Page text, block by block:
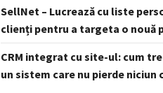
SellNet – Lucrează cu liste
clienți pentru a targeta o nouă
CRM integrat cu site-ul: cum
un sistem care nu pierde niciun